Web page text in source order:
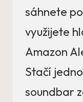
sáhnete
využijete
Amazon
Stačí
soundbar